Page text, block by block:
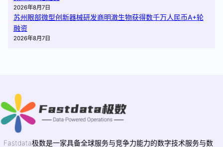
2026年8月7日
苏州眼部微型创新器械研发商明澈生物获得数千万人民币A+轮
融资
2026年8月7日
Fastdata极数是一家具备全球服务与竞争力能力的数字技术服务与数